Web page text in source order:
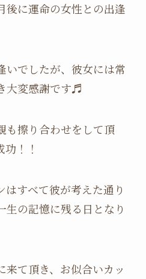
後に運命の女性との出逢
いでしたが、彼女には常
大変感謝です♬
も擦り合わせをして頂
！！
すべて彼が考えた通り
生の記憶に残る日となり
来て頂き、お似合いカッ